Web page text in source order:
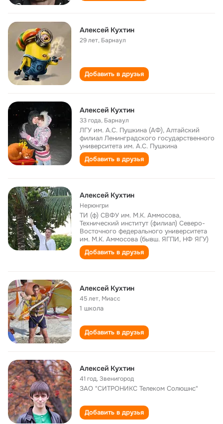
Алексей Кухтин
29 лет, Барнаул
Добавить в друзья
Алексей Кухтин
33 года, Барнаул
ЛГУ им. А.С. Пушкина (АФ), Алтайский
филиал Ленинградского государственного
университета им. А.С. Пушкина
Добавить в друзья
Алексей Кухтин
Нерюнгри
ТИ (ф) СВФУ им. М.К. Аммосова,
Технический институт (филиал) Северо-
Восточного федерального университета
им. М.К. Аммосова (бывш. ЯГПИ, НФ ЯГУ)
Добавить в друзья
Алексей Кухтин
45 лет, Миасс
1 школа
Добавить в друзья
Алексей Кухтин
41 год,Звенигород
ЗАО "СИТРОНИКС Телеком Солюшнс"
Добавить в друзья